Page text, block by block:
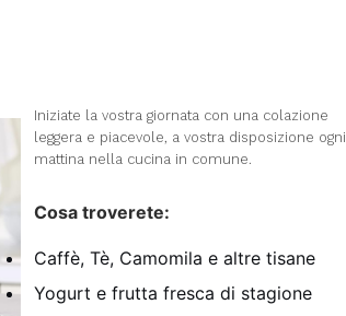
Iniziate la vostra giornata con una colazione
leggera e piacevole, a vostra disposizione ogni
mattina nella cucina in comune.
Cosa troverete:
Caffè, Tè, Camomila e altre tisane
Yogurt e frutta fresca di stagione